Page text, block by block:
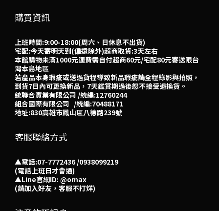
購買資訊
上班時間:9:00-18:00(周六、日休息不出貨)
宅配:今天寄明天到(偏遠除外)超商取貨:3天左右
本館購物未滿1000元運費需自付超商60元/宅配80元寄送限台
灣本島地區
若產品本身瑕疵或送過貨程導致新品瑕疵請全程錄影與拍照，
到貨7日內可更換新品，7天鑑賞期過後恕不接受退換貨。
統聯合實業有限公司 /統編:12760244
組合國際有限公司 /統編:70488171
地址:830高雄市鳳山區八德路239號
客服聯絡方式
▲電話:07-7772436 /0938099219
(電話上班日才會通)
▲Line官網ID: @omax​
(請加入好友，客服不打烊)